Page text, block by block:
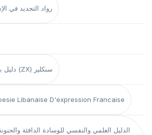
رواد التجديد في الإسلام :
دليل برمجة حاسب سبكتروم (ZX) سنكلير
Libanaise D'expression Francaise
الدليل العلمي والنفسي للوسادة الدافئة